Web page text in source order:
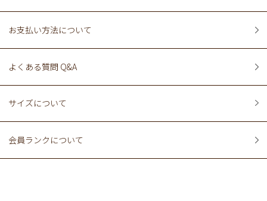
お支払い方法について
よくある質問 Q&A
サイズについて
会員ランクについて